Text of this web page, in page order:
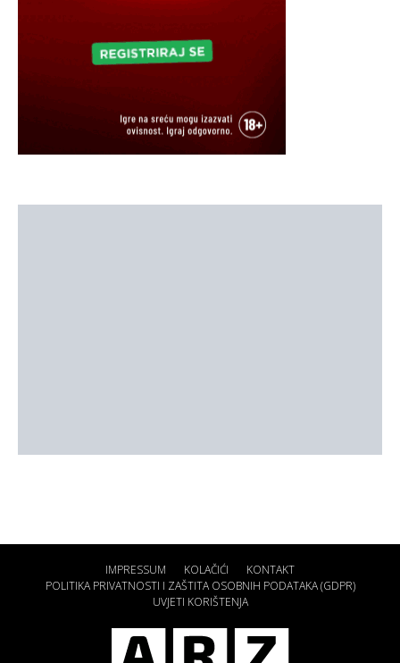
IMPRESSUM KOLAČIĆI
KONTAKT
POLITIKA PRIVATNOSTI I ZAŠTITA OSOBNIH PODATAKA (GDPR)
UVJETI KORIŠTENJA